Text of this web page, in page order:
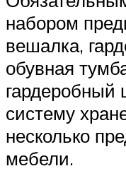
набором
вешалка,
обувная
гардеробный
систему
несколько
мебели.